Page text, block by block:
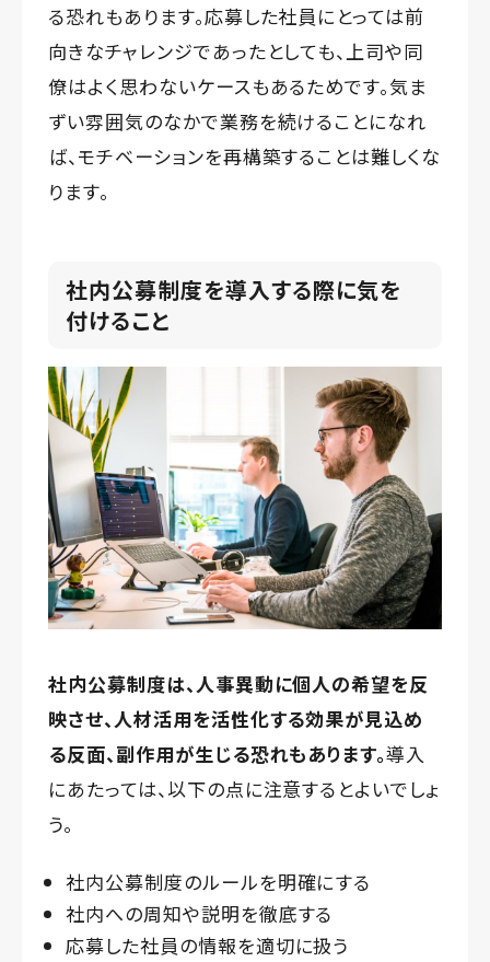
る恐れもあります。応募した社員にとっては前
向きなチャレンジであったとしても、上司や同
僚はよく思わないケースもあるためです。気ま
ずい雰囲気のなかで業務を続けることになれ
ば、モチベーションを再構築することは難しくな
ります。
社内公募制度を導入する際に気を
付けること
社内公募制度は、人事異動に個人の希望を反
映させ、人材活用を活性化する効果が見込め
る反面、副作用が生じる恐れもあります。導入
にあたっては、以下の点に注意するとよいでしょ
う。
社内公募制度のルールを明確にする
社内への周知や説明を徹底する
応募した社員の情報を適切に扱う